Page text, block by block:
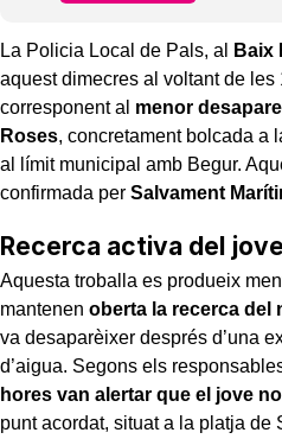
La Policia Local de Pals, al Baix
aquest dimecres al voltant de les
corresponent al menor
Roses, concretament bolcada a
al límit municipal amb Begur.
confirmada per Salvament
Recerca activa del
Aquesta troballa es produeix
mantenen oberta la recerca del
va desaparèixer després d’una
d’aigua. Segons els
hores van alertar que el jove
punt acordat, situat a la platja de